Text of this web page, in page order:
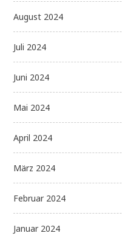
August 2024
Juli 2024
Juni 2024
Mai 2024
April 2024
März 2024
Februar 2024
Januar 2024